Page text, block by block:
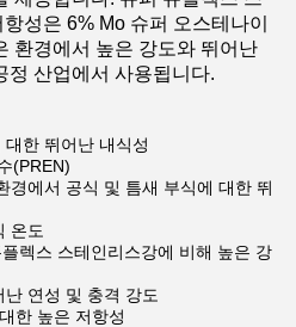
성은 6% Mo 슈퍼 오스테나이
환경에서 높은 강도와 뛰어난
정 산업에서 사용됩니다.
한 뛰어난 내식성
(PREN)
경에서 공식 및 틈새 부식에 대한 뛰
온도
렉스 스테인리스강에 비해 높은 강
연성 및 충격 강도
한 높은 저항성